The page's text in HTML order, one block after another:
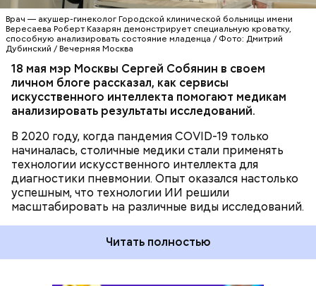
Врач — акушер-гинеколог Городской клинической больницы имени
Вересаева Роберт Казарян демонстрирует специальную кроватку,
способную анализировать состояние младенца / Фото: Дмитрий
Дубинский / Вечерняя Москва
18 мая мэр Москвы Сергей Собянин в своем
личном блоге рассказал, как сервисы
искусственного интеллекта помогают медикам
анализировать результаты исследований.
В 2020 году, когда пандемия COVID-19 только
начиналась, столичные медики стали применять
технологии искусственного интеллекта для
диагностики пневмонии. Опыт оказался настолько
успешным, что технологии ИИ решили
масштабировать на различные виды исследований.
Читать полностью